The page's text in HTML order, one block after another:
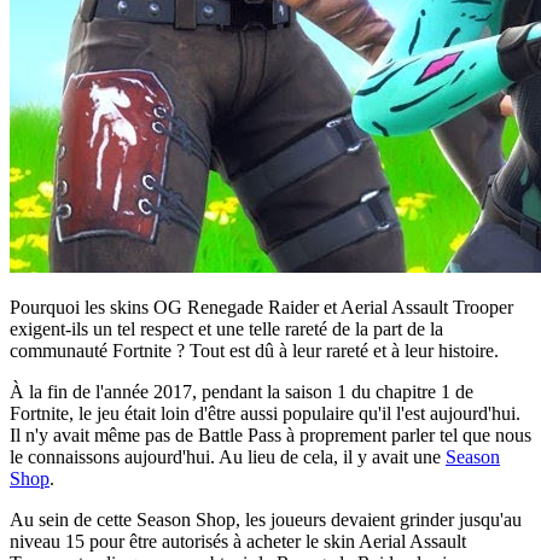
Pourquoi les skins OG Renegade Raider et Aerial Assault Trooper
exigent-ils un tel respect et une telle rareté de la part de la
communauté Fortnite ? Tout est dû à leur rareté et à leur histoire.
À la fin de l'année 2017, pendant la saison 1 du chapitre 1 de
Fortnite, le jeu était loin d'être aussi populaire qu'il l'est aujourd'hui.
Il n'y avait même pas de Battle Pass à proprement parler tel que nous
le connaissons aujourd'hui. Au lieu de cela, il y avait une Season
Shop.
Au sein de cette Season Shop, les joueurs devaient grinder jusqu'au
niveau 15 pour être autorisés à acheter le skin Aerial Assault